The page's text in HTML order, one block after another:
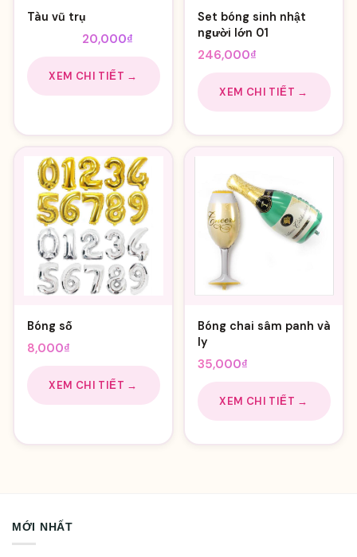
Tàu vũ trụ
Giá
gốc
là:
25,000₫.
20,000₫
hiện
tại
là:
XEM CHI TIẾT →
Set bóng sinh nhật
người lớn 01
246,000₫
XEM CHI TIẾT →
Bóng số
8,000₫
XEM CHI TIẾT →
Bóng chai sâm panh và
ly
35,000₫
XEM CHI TIẾT →
MỚI NHẤT